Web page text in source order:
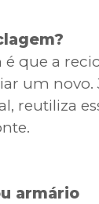
que a
um novo.
reutiliza
armário